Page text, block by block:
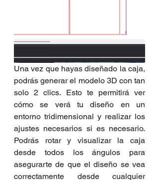
Una vez que hayas diseñado la caja,
podrás generar el modelo 3D con tan
solo 2 clics. Esto te permitirá ver
cómo se verá tu diseño en un
entorno tridimensional y realizar los
ajustes necesarios si es necesario.
Podrás rotar y visualizar la caja
desde todos los ángulos para
asegurarte de que el diseño se vea
correctamente desde cualquier